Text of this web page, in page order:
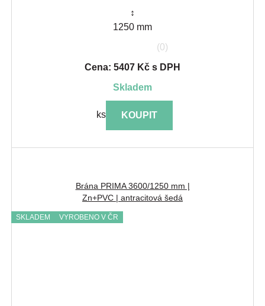
↕
1250 mm
(0)
Cena: 5407 Kč s DPH
skladem
ks KOUPIT
Brána PRIMA 3600/1250 mm |
Zn+PVC | antracitová šedá
SKLADEM VYROBENO V ČR